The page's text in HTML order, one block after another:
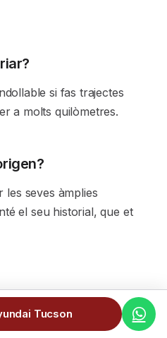
si fas trajectes
a molts quilòmetres.
les seves àmplies
el seu historial, que et
bon espai interior i
a dia i viatges.
Tucson